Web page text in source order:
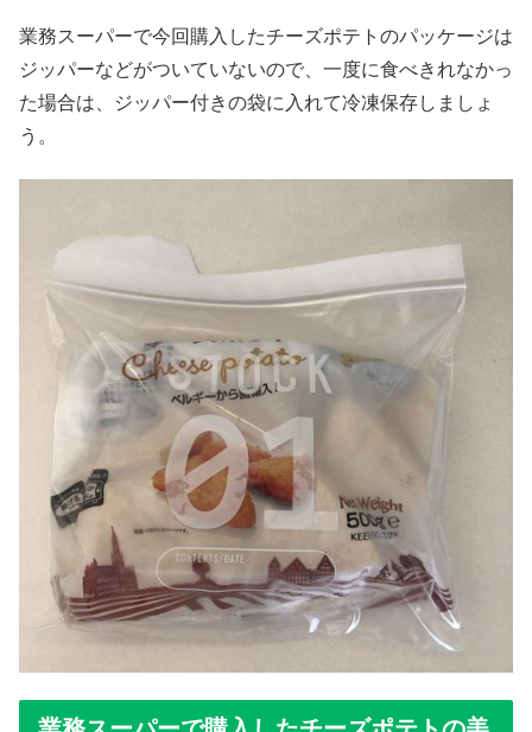
業務スーパーで今回購入したチーズポテトのパッケージは
ジッパーなどがついていないので、一度に食べきれなかっ
た場合は、ジッパー付きの袋に入れて冷凍保存しましょ
う。